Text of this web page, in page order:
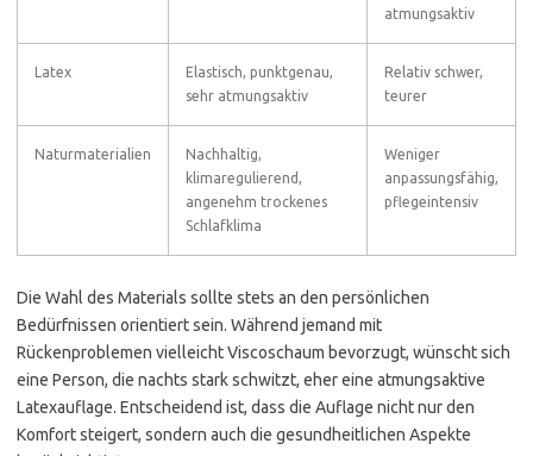
atmungsaktiv
Latex
Elastisch, punktgenau,
sehr atmungsaktiv
Relativ schwer,
teurer
Naturmaterialien
Nachhaltig,
klimaregulierend,
angenehm trockenes
Schlafklima
Weniger
anpassungsfähig,
pflegeintensiv
Die Wahl des Materials sollte stets an den persönlichen
Bedürfnissen orientiert sein. Während jemand mit
Rückenproblemen vielleicht Viscoschaum bevorzugt, wünscht sich
eine Person, die nachts stark schwitzt, eher eine atmungsaktive
Latexauflage. Entscheidend ist, dass die Auflage nicht nur den
Komfort steigert, sondern auch die gesundheitlichen Aspekte